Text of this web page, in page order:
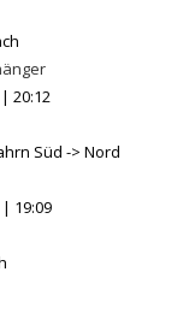
| 20:12
Süd -> Nord
| 19:09